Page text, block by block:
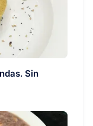
Sin